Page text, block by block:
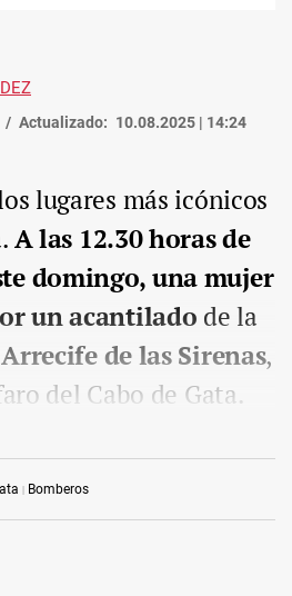
Actualizado: 10.08.2025 | 14:24
Bomberos
lugares más icónicos
A las 12.30 horas de
domingo, una mujer
un acantilado de la
Arrecife de las Sirenas,
del Cabo de Gata.